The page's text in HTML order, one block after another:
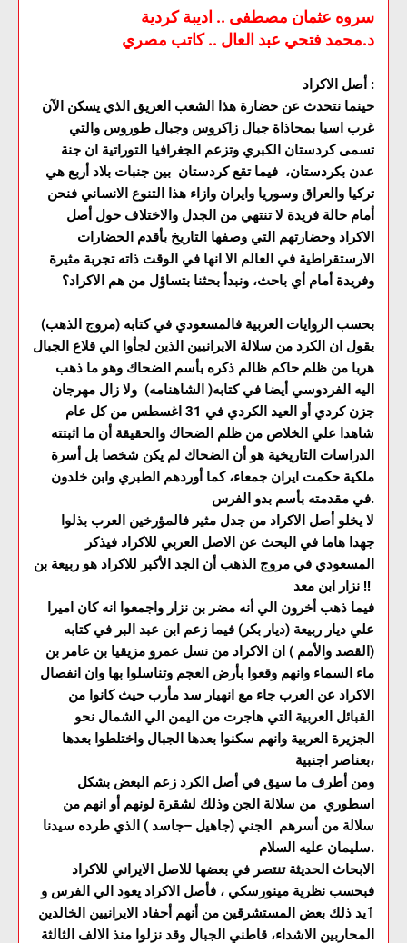
سروه عثمان مصطفی .. اديبة كردية
د.محمد فتحي عبد العال .. كاتب مصري
أصل الاكراد :
حينما نتحدث عن حضارة هذا الشعب العريق الذي يسكن الآن
غرب اسيا بمحاذاة جبال زاكروس وجبال طوروس والتي
تسمی كردستان الكبري وتزعم الجغرافيا التوراتية ان جنة
عدن بكردستان، فيما تقع كردستان بين جنبات بلاد أربع هي
تركيا والعراق وسوريا وايران وازاء هذا التنوع الانساني فنحن
أمام حالة فريدة لا تنتهي من الجدل والاختلاف حول أصل
الاكراد وحضارتهم التي وصفها التاريخ بأقدم الحضارات
الارستقراطية في العالم الا انها في الوقت ذاته تجربة مثيرة
وفريدة أمام أي باحث، ونبدأ بحثنا بتساؤل من هم الاكراد؟
بحسب الروايات العربية فالمسعودي في كتابه (مروج الذهب)
يقول ان الكرد من سلالة الايرانيين الذين لجأوا الي قلاع الجبال
هربا من ظلم حاكم ظالم ذكره بأسم الضحاك وهو ما ذهب
اليه الفردوسي أيضا في كتابه( الشاهنامه) ولا زال مهرجان
جزن كردي أو العيد الكردي في 31 اغسطس من كل عام
شاهدا علي الخلاص من ظلم الضحاك والحقيقة أن ما اثبتته
الدراسات التاريخية هو أن الضحاك لم يكن شخصا بل أسرة
ملكية حكمت ايران جمعاء، كما أوردهم الطبري وابن خلدون
في مقدمته بأسم بدو الفرس.
لا يخلو أصل الاكراد من جدل مثير فالمؤرخين العرب بذلوا
جهدا هاما في البحث عن الاصل العربي للاكراد فيذكر
المسعودي في مروج الذهب أن الجد الأكبر للاكراد هو ربيعة بن
نزار ابن معد !!
فيما ذهب أخرون الي أنه مضر بن نزار واجمعوا انه كان اميرا
علي ديار ربيعة (ديار بكر) فيما زعم ابن عبد البر في كتابه
(القصد والأمم ) ان الاكراد من نسل عمرو مزيقيا بن عامر بن
ماء السماء وانهم وقعوا بأرض العجم وتناسلوا بها وان انفصال
الاكراد عن العرب جاء مع انهيار سد مأرب حيث كانوا من
القبائل العربية التي هاجرت من اليمن الي الشمال نحو
الجزيرة العربية وانهم سكنوا بعدها الجبال واختلطوا بعدها
بعناصر اجنبية،
ومن أطرف ما سيق في أصل الكرد زعم البعض بشكل
اسطوري من سلالة الجن وذلك لشقرة لونهم أو انهم من
سلالة من أسرهم الجني (جاهيل –جاسد ) الذي طرده سيدنا
سليمان عليه السلام.
الابحاث الحديثة تنتصر في بعضها للاصل الايراني للاكراد
فبحسب نظرية مينورسكي ، فأصل الاكراد يعود الي الفرس و
ٲيد ذلك بعض المستشرقين من أنهم أحفاد الايرانيين الخالدين
المحاربين الاشداء، قاطني الجبال وقد نزلوا منذ الالف الثالثة